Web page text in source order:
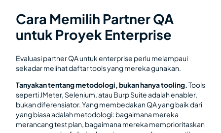
Cara Memilih Partner QA
untuk Proyek Enterprise
Evaluasi partner QA untuk enterprise perlu melampaui
sekadar melihat daftar tools yang mereka gunakan.
Tanyakan tentang metodologi, bukan hanya tooling.Tools
seperti JMeter, Selenium, atau Burp Suite adalah enabler,
bukan diferensiator. Yang membedakan QA yang baik dari
yang biasa adalah metodologi: bagaimana mereka
merancang test plan, bagaimana mereka memprioritaskan